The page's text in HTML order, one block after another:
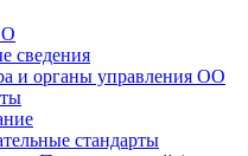
сведения
и органы управления ОО
стандарты